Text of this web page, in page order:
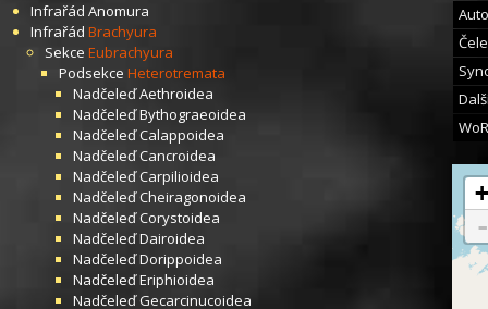
Infrařád Anomura
Infrařád Brachyura
Sekce Eubrachyura
Podsekce Heterotremata
NadčeleďAethroidea
NadčeleďBythograeoidea
NadčeleďCalappoidea
NadčeleďCancroidea
NadčeleďCarpilioidea
NadčeleďCheiragonoidea
NadčeleďCorystoidea
NadčeleďDairoidea
NadčeleďDorippoidea
NadčeleďEriphioidea
NadčeleďGecarcinucoidea
+